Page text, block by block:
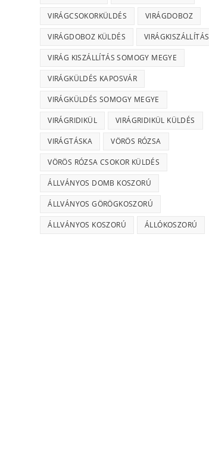
VIRÁGCSOKORKÜLDÉS VIRÁGDOBOZ
VIRÁGDOBOZ KÜLDÉS VIRÁGKISZÁLLÍTÁS
VIRÁG KISZÁLLÍTÁS SOMOGY MEGYE
VIRÁGKÜLDÉS KAPOSVÁR
VIRÁGKÜLDÉS SOMOGY MEGYE
VIRÁGRIDIKÜL VIRÁGRIDIKÜL KÜLDÉS
VIRÁGTÁSKA VÖRÖS RÓZSA
VÖRÖS RÓZSA CSOKOR KÜLDÉS
ÁLLVÁNYOS DOMB KOSZORÚ
ÁLLVÁNYOS GÖRÖGKOSZORÚ
ÁLLVÁNYOS KOSZORÚ ÁLLÓKOSZORÚ